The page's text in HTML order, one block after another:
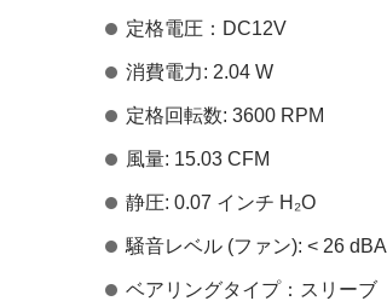
定格電圧：DC12V
消費電力: 2.04 W
定格回転数: 3600 RPM
風量: 15.03 CFM
静圧: 0.07 インチ H₂O
騒音レベル (ファン): < 26 dBA
ベアリングタイプ：スリーブ